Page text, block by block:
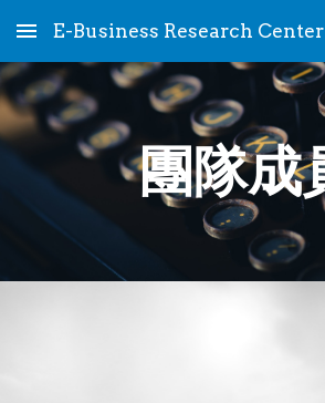
Skip to main content
E-Business Research Center
團隊成